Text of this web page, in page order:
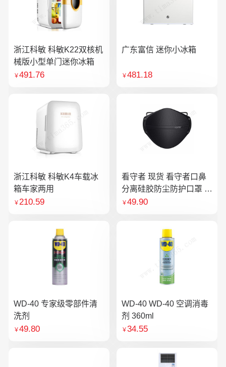
浙江科敏 科敏K22双核机
械版小型单门迷你冰箱
￥491.76
广东富信 迷你小冰箱
￥481.18
浙江科敏 科敏K4车载冰
箱车家两用
￥210.59
看守者 现货 看守者口鼻
分离硅胶防尘防护口罩 1
个口罩含10片滤芯
￥49.90
WD-40 专家级零部件清
洗剂
￥49.80
WD-40 WD-40 空调消毒
剂 360ml
￥34.55